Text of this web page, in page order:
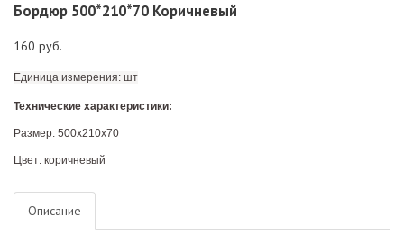
Бордюр 500*210*70 Коричневый
160 руб.
Единица измерения: шт
Технические характеристики:
Размер: 500х210х70
Цвет: коричневый
Описание